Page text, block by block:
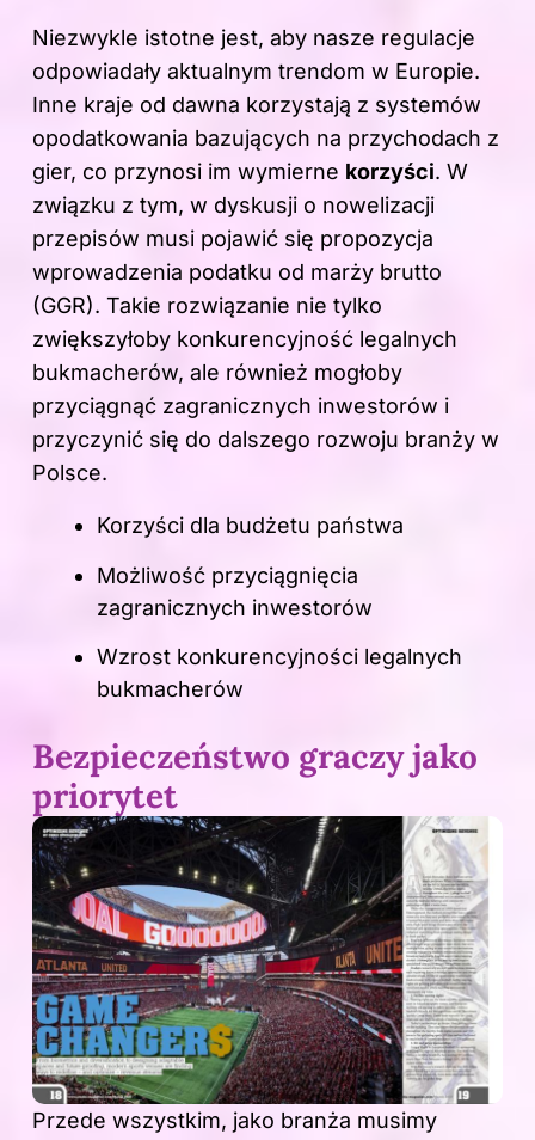
Niezwykle istotne jest, aby nasze regulacje
odpowiadały aktualnym trendom w Europie.
Inne kraje od dawna korzystają z systemów
opodatkowania bazujących na przychodach z
gier, co przynosi im wymierne korzyści. W
związku z tym, w dyskusji o nowelizacji
przepisów musi pojawić się propozycja
wprowadzenia podatku od marży brutto
(GGR). Takie rozwiązanie nie tylko
zwiększyłoby konkurencyjność legalnych
bukmacherów, ale również mogłoby
przyciągnąć zagranicznych inwestorów i
przyczynić się do dalszego rozwoju branży w
Polsce.
Korzyści dla budżetu państwa
Możliwość przyciągnięcia
zagranicznych inwestorów
Wzrost konkurencyjności legalnych
bukmacherów
Bezpieczeństwo graczy jako
priorytet
Przede wszystkim, jako branża musimy